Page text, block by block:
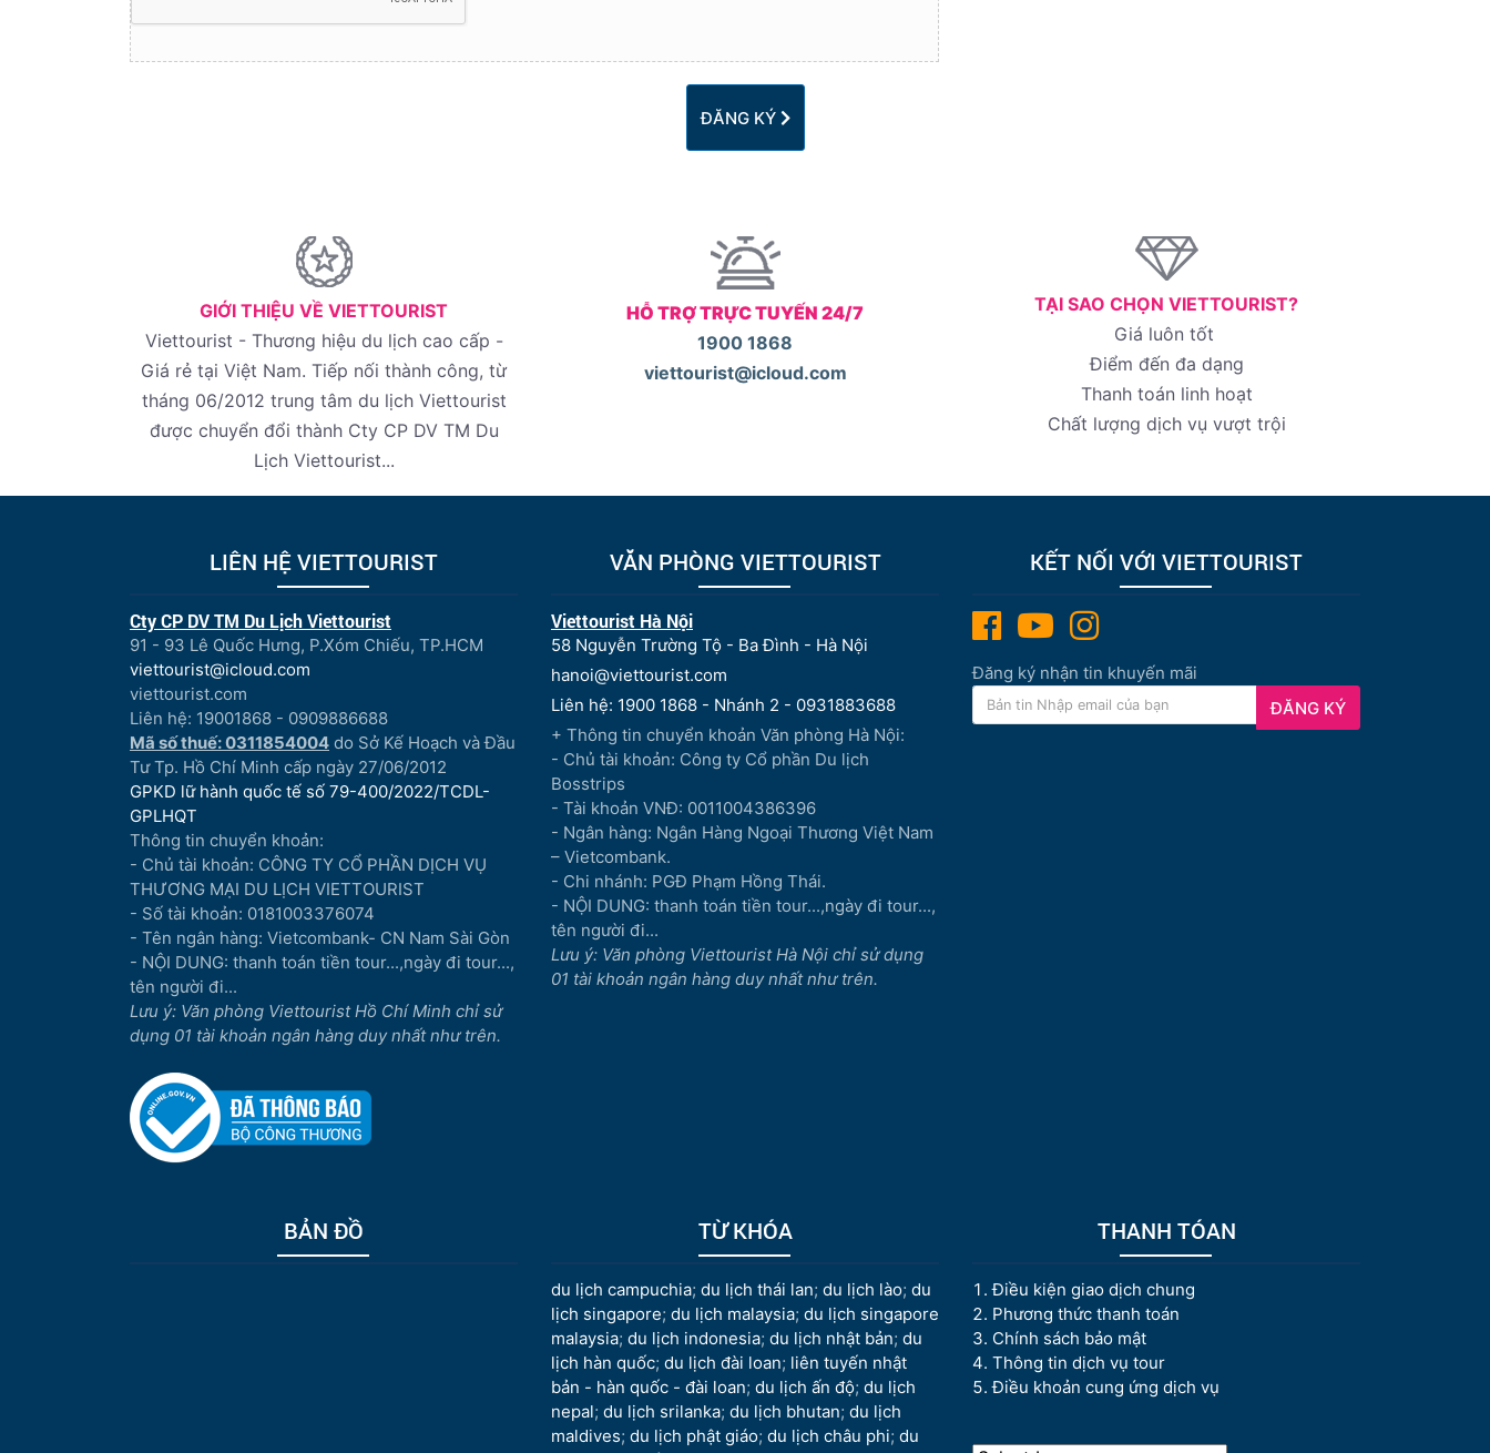
ĐĂNG KÝ
GIỚI THIỆU VỀ VIETTOURIST
Viettourist - Thương hiệu du lịch cao cấp -
Giá rẻ tại Việt Nam. Tiếp nối thành công, từ
tháng 06/2012 trung tâm du lịch Viettourist
được chuyển đổi thành Cty CP DV TM Du
Lịch Viettourist...
HỖ TRỢ TRỰC TUYẾN 24/7
1900 1868
viettourist@icloud.com
TẠI SAO CHỌN VIETTOURIST?
Giá luôn tốt
Điểm đến đa dạng
Thanh toán linh hoạt
Chất lượng dịch vụ vượt trội
LIÊN HỆ VIETTOURIST
Cty CP DV TM Du Lịch Viettourist
91 - 93 Lê Quốc Hưng, P.Xóm Chiếu, TP.HCM
viettourist@icloud.com
viettourist.com
Liên hệ: 19001868 - 0909886688
Mã số thuế: 0311854004 do Sở Kế Hoạch và Đầu
Tư Tp. Hồ Chí Minh cấp ngày 27/06/2012
GPKD lữ hành quốc tế số 79-400/2022/TCDL-
GPLHQT
Thông tin chuyển khoản:
- Chủ tài khoản: CÔNG TY CỔ PHẦN DỊCH VỤ
THƯƠNG MẠI DU LỊCH VIETTOURIST
- Số tài khoản: 0181003376074
- Tên ngân hàng: Vietcombank- CN Nam Sài Gòn
- NỘI DUNG: thanh toán tiền tour...,ngày đi tour...,
tên người đi...
Lưu ý: Văn phòng Viettourist Hồ Chí Minh chỉ sử
dụng 01 tài khoản ngân hàng duy nhất như trên.
VĂN PHÒNG VIETTOURIST
Viettourist Hà Nội
58 Nguyễn Trường Tộ - Ba Đình - Hà Nội
hanoi@viettourist.com
Liên hệ: 1900 1868 - Nhánh 2 - 0931883688
+ Thông tin chuyển khoản Văn phòng Hà Nội:
- Chủ tài khoản: Công ty Cổ phần Du lịch
Bosstrips
- Tài khoản VNĐ: 0011004386396
- Ngân hàng: Ngân Hàng Ngoại Thương Việt Nam
– Vietcombank.
- Chi nhánh: PGĐ Phạm Hồng Thái.
- NỘI DUNG: thanh toán tiền tour...,ngày đi tour...,
tên người đi...
Lưu ý: Văn phòng Viettourist Hà Nội chỉ sử dụng
01 tài khoản ngân hàng duy nhất như trên.
KẾT NỐI VỚI VIETTOURIST
Đăng ký nhận tin khuyến mãi
ĐĂNG KÝ
BẢN ĐỒ TỪ KHÓA
du lịch campuchia; du lịch thái lan; du lịch lào; du
lịch singapore; du lịch malaysia; du lịch singapore
malaysia; du lịch indonesia; du lịch nhật bản; du
lịch hàn quốc; du lịch đài loan; liên tuyến nhật
bản - hàn quốc - đài loan; du lịch ấn độ; du lịch
nepal; du lịch srilanka; du lịch bhutan; du lịch
maldives; du lịch phật giáo; du lịch châu phi; du
THANH TÓAN
Điều kiện giao dịch chung
Phương thức thanh toán
Chính sách bảo mật
Thông tin dịch vụ tour
Điều khoản cung ứng dịch vụ